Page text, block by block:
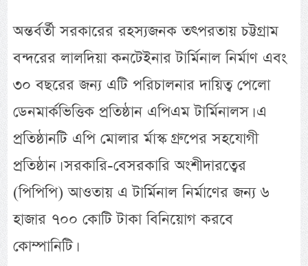
অন্তর্বর্তী সরকারের রহস্যজনক তৎপরতায় চট্টগ্রাম
বন্দরের লালদিয়া কনটেইনার টার্মিনাল নির্মাণ এবং
৩০ বছরের জন্য এটি পরিচালনার দায়িত্ব পেলো
ডেনমার্কভিত্তিক প্রতিষ্ঠান এপিএম টার্মিনালস। এ
প্রতিষ্ঠানটি এপি মোলার র্মাস্ক গ্রুপের সহযোগী
প্রতিষ্ঠান। সরকারি-বেসরকারি অংশীদারত্বের
(পিপিপি) আওতায় এ টার্মিনাল নির্মাণের জন্য ৬
হাজার ৭০০ কোটি টাকা বিনিয়োগ করবে
কোম্পানিটি।